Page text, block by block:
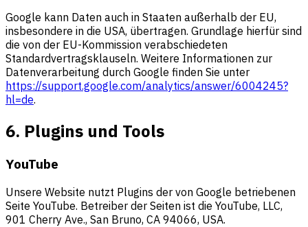
Google kann Daten auch in Staaten außerhalb der EU,
insbesondere in die USA, übertragen. Grundlage hierfür sind
die von der EU-Kommission verabschiedeten
Standardvertragsklauseln. Weitere Informationen zur
Datenverarbeitung durch Google finden Sie unter
https://support.google.com/analytics/answer/6004245?
hl=de.
6. Plugins und Tools
YouTube
Unsere Website nutzt Plugins der von Google betriebenen
Seite YouTube. Betreiber der Seiten ist die YouTube, LLC,
901 Cherry Ave., San Bruno, CA 94066, USA.